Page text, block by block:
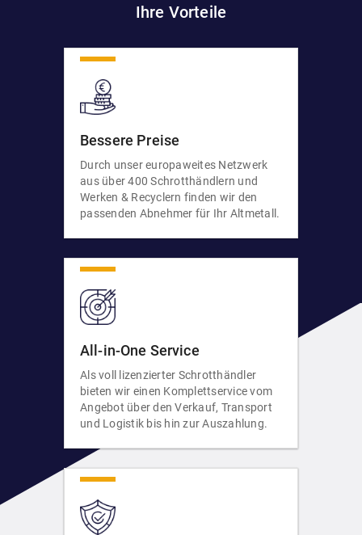
Ihre Vorteile
Bessere Preise
Durch unser europaweites Netzwerk
aus über 400 Schrotthändlern und
Werken & Recyclern finden wir den
passenden Abnehmer für Ihr Altmetall.
All-in-One Service
Als voll lizenzierter Schrotthändler
bieten wir einen Komplettservice vom
Angebot über den Verkauf, Transport
und Logistik bis hin zur Auszahlung.